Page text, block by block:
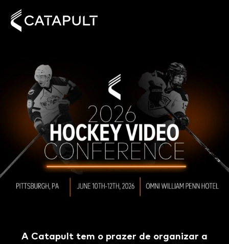
A Catapult tem o prazer de organizar a